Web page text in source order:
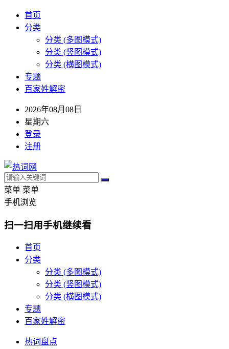
首页
分类
分类 (多图模式)
分类 (竖图模式)
分类 (横图模式)
专题
百家姓解密
2026年08月08日
星期六
登录
注册
菜单 菜单
手机浏览
扫一扫用手机继续看
首页
分类
分类 (多图模式)
分类 (竖图模式)
分类 (横图模式)
专题
百家姓解密
热词盘点